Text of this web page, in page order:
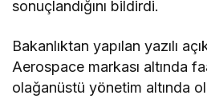
sonuçlandığını bildirdi.
Bakanlıktan yapılan yazılı
Aerospace markası altında
olağanüstü yönetim altında